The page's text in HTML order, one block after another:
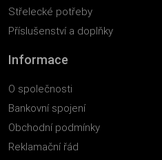
Střelecké potřeby
Příslušenství a doplňky
Informace
O společnosti
Bankovní spojení
Obchodní podmínky
Reklamační řád